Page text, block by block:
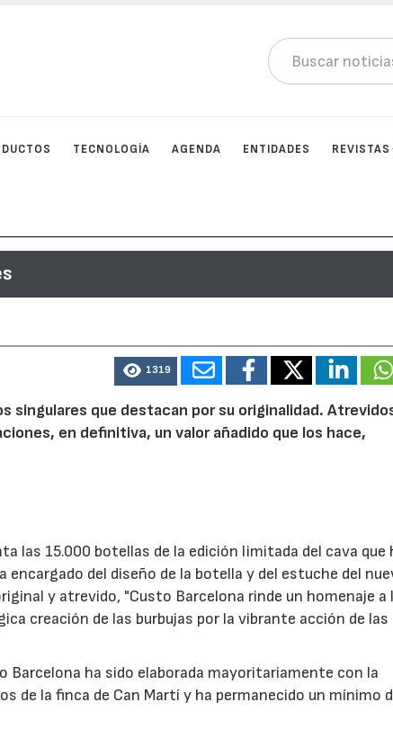
TECNOLOGÍA AGENDA ENTIDADES REVISTAS
1319
singulares que destacan por su originalidad.
en definitiva, un valor añadido que los hace,
las 15.000 botellas de la edición limitada del cava que
encargado del diseño de la botella y del estuche del
y atrevido, "Custo Barcelona rinde un homenaje a
creación de las burbujas por la vibrante acción de las
Barcelona ha sido elaborada mayoritariamente con la
de la finca de Can Martí y ha permanecido un mínimo